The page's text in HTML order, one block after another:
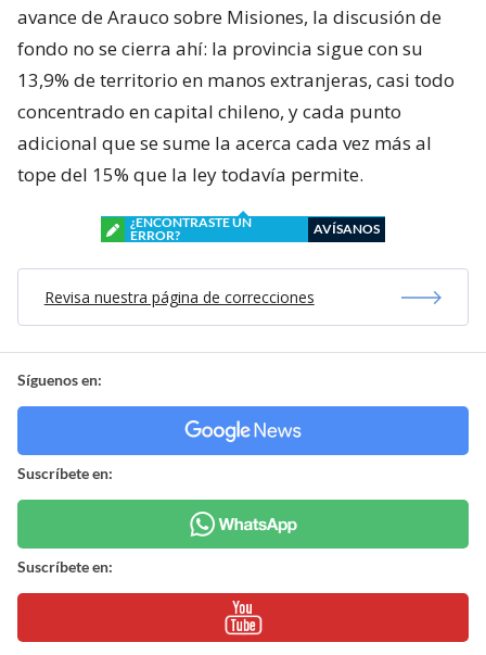
avance de Arauco sobre Misiones, la discusión de
fondo no se cierra ahí: la provincia sigue con su
13,9% de territorio en manos extranjeras, casi todo
concentrado en capital chileno, y cada punto
adicional que se sume la acerca cada vez más al
tope del 15% que la ley todavía permite.
¿ENCONTRASTE UN
ERROR?
AVÍSANOS
Revisa nuestra página de correcciones
Síguenos en:
Suscríbete en:
Suscríbete en: